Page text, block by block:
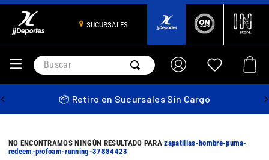
SUCURSALES
Buscar
📦 Retiro en Sucursales Sin Cargo
zapatillas-hombre-puma-
redeem-profoam-running-37884423